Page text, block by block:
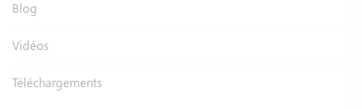
Blog
Vidéos
Téléchargements